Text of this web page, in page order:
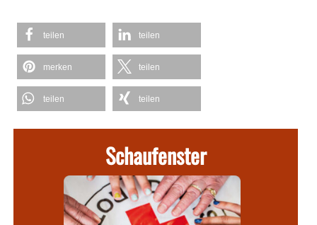
teilen teilen
merken teilen
teilen teilen
Schaufenster